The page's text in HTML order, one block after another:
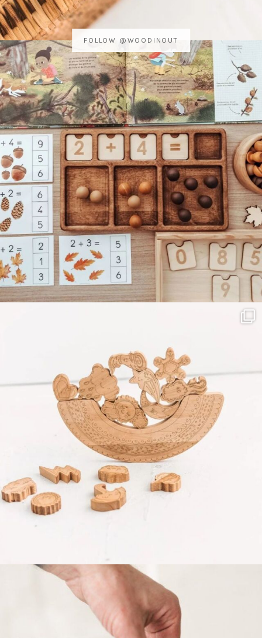
FOLLOW @WOODINOUT